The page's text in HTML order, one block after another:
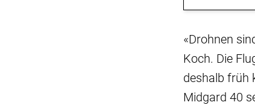
«Drohnen
Koch. Die
deshalb früh
Midgard 40